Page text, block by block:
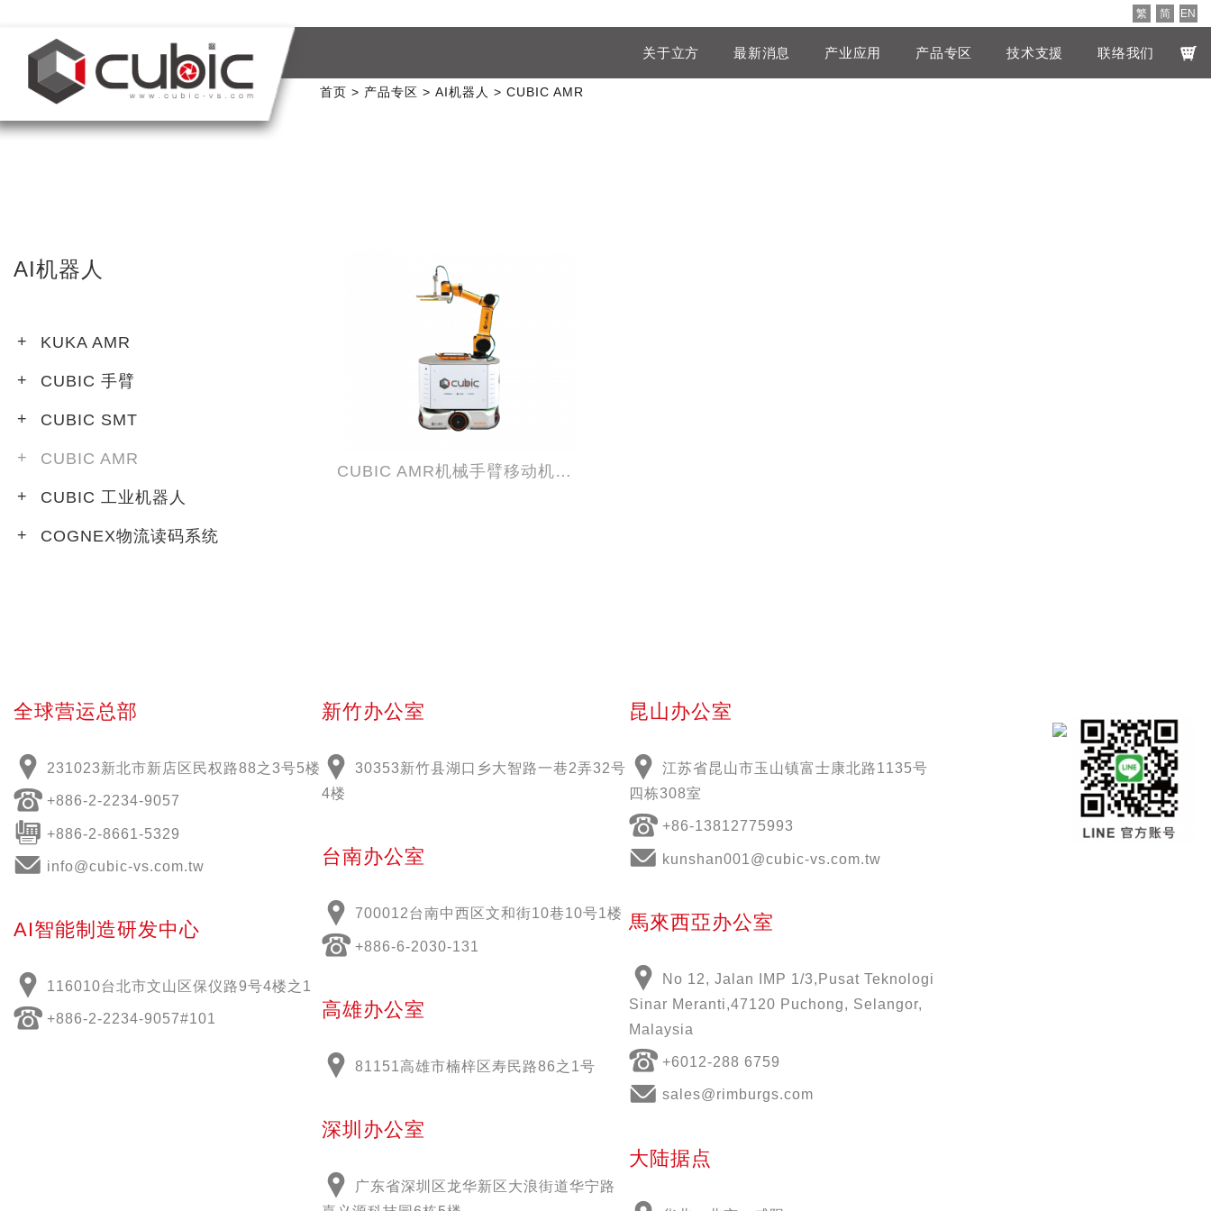
繁 简 EN
关于立方 最新消息 产业应用 产品专区 技术支援 联络我们
首页 产品专区 AI机器人 CUBIC AMR
AI机器人
KUKA AMR
CUBIC 手臂
CUBIC SMT
CUBIC AMR
CUBIC 工业机器人
COGNEX物流读码系统
CUBIC AMR机械手臂移动机器人
全球营运总部
231023新北市新店区民权路88之3号5楼
+886-2-2234-9057
+886-2-8661-5329
info@cubic-vs.com.tw
AI智能制造研发中心
116010台北市文山区保仪路9号4楼之1
+886-2-2234-9057#101
新竹办公室
30353新竹县湖口乡大智路一巷2弄32号
4楼
台南办公室
700012台南中西区文和街10巷10号1楼
+886-6-2030-131
高雄办公室
81151高雄市楠梓区寿民路86之1号
深圳办公室
广东省深圳区龙华新区大浪街道华宁路
昆山办公室
江苏省昆山市玉山镇富士康北路1135号
四栋308室
+86-13812775993
kunshan001@cubic-vs.com.tw
馬來西亞办公室
No 12, Jalan IMP 1/3,Pusat Teknologi
Sinar Meranti,47120 Puchong, Selangor,
Malaysia
+6012-288 6759
sales@rimburgs.com
大陆据点